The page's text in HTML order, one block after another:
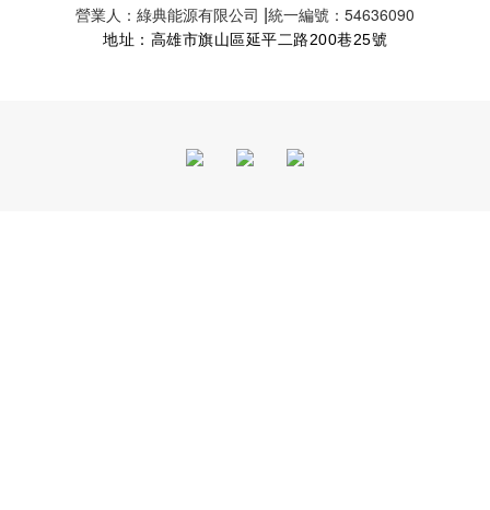
營業人：綠典能源有限公司 |統一編號：54636090
地址：高雄市旗山區延平二路200巷25號